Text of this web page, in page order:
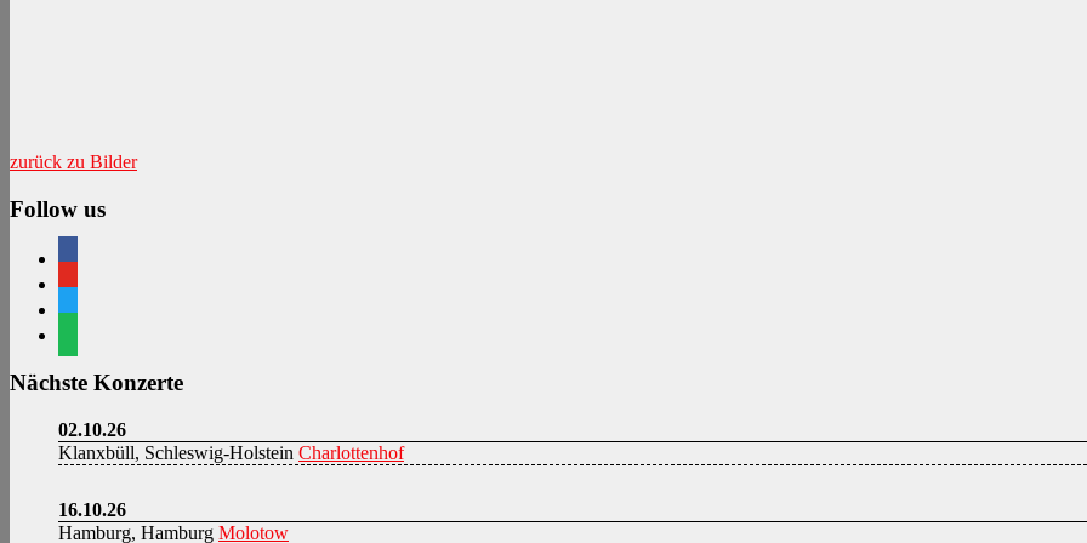
zurück zu Bilder
Follow us
Nächste Konzerte
02.10.26
Klanxbüll, Schleswig-Holstein Charlottenhof
16.10.26
Hamburg, Hamburg Molotow